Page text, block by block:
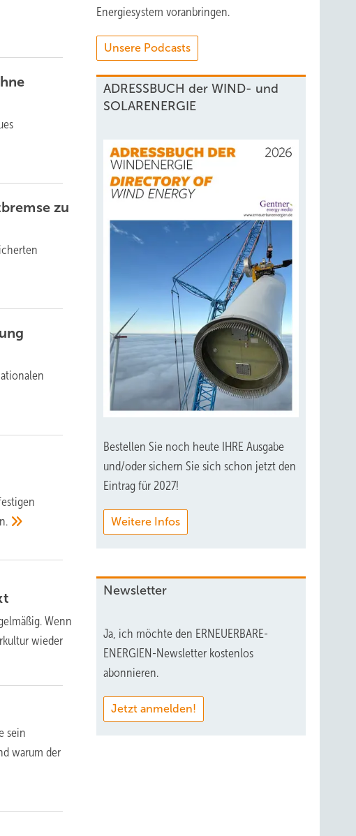
zu
Wenn
wieder
sein
warum der
Energiesystem voranbringen.
Unsere Podcasts
ADRESSBUCH der WIND- und
SOLARENERGIE
Bestellen Sie noch heute IHRE Ausgabe
und/oder sichern Sie sich schon jetzt den
Eintrag für 2027!
Weitere Infos
Newsletter
Ja, ich möchte den ERNEUERBARE-
ENERGIEN-Newsletter kostenlos
abonnieren.
Jetzt anmelden!